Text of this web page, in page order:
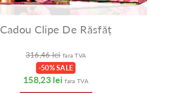
Cadou Clipe De Răsfăț
316,46 lei fara TVA
-50% SALE
158,23 lei fara TVA